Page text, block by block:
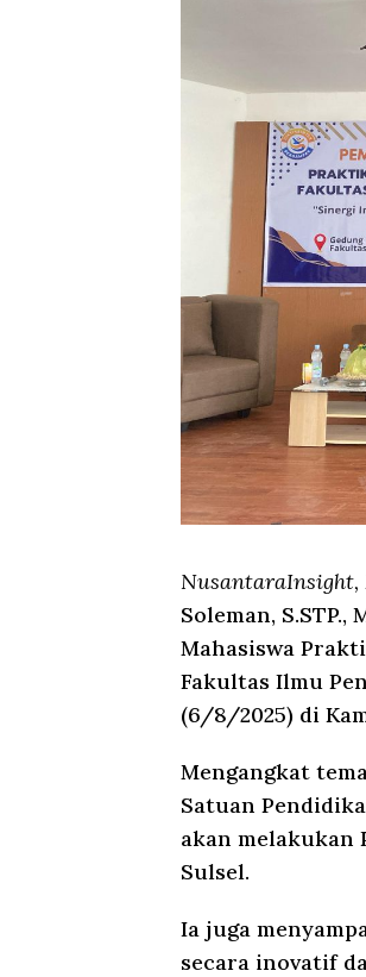
NusantaraInsight,
Soleman,
Mahasiswa
Fakultas Ilmu
(6/8/2025) di
Mengangkat
Satuan
akan melakukan
Sulsel.
Ia juga
secara inovatif